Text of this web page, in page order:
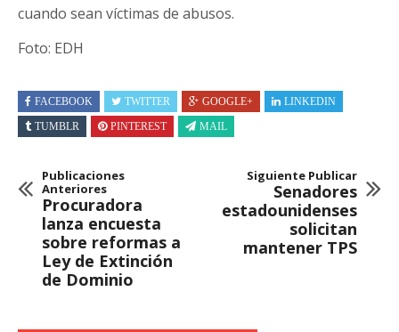
cuando sean víctimas de abusos.
Foto: EDH
FACEBOOK TWITTER GOOGLE+
LINKEDIN
TUMBLR
PINTEREST MAIL
Publicaciones
Anteriores
Procuradora
lanza encuesta
sobre reformas a
Ley de Extinción
de Dominio
Siguiente Publicar
Senadores
estadounidenses
solicitan
mantener TPS